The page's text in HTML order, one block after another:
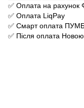
✅ Оплата на
✅ Оплата LiqPay
✅ Смарт оплата
✅ Після оплата